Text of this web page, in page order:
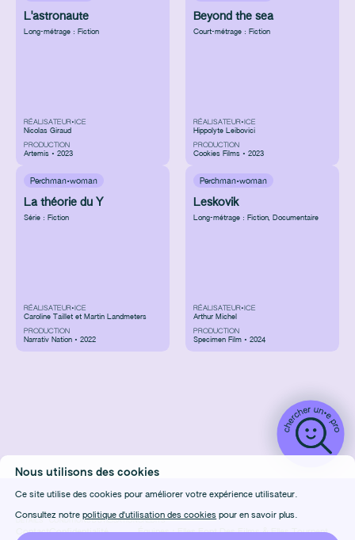
L'astronaute
Long-métrage : Fiction
RÉALISATEUR•ICE
Nicolas Giraud
PRODUCTION
Artemis • 2023
Beyond the sea
Court-métrage : Fiction
RÉALISATEUR•ICE
Hippolyte Leibovici
PRODUCTION
Cookies Films • 2023
Perchman·woman
La théorie du Y
Série : Fiction
RÉALISATEUR•ICE
Caroline Taillet et Martin Landmeters
PRODUCTION
Narrativ Nation • 2022
Perchman·woman
Leskovik
Long-métrage : Fiction, Documentaire
RÉALISATEUR•ICE
Arthur Michel
PRODUCTION
Specimen Film • 2024
Nous utilisons des cookies
Ce site utilise des cookies pour améliorer votre expérience utilisateur.
Consultez notrepolitique d'utilisation des cookies pour en savoir plus.
Contact
CONDITIONS D'UTILISATION
Confidentialité
CRÉDITS
Équipes :Elles Font Des Films&Elles Tournent